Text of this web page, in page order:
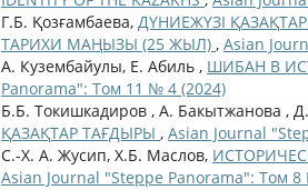
Г.Б. Қозғамбаева, ДҮНИЕЖҮЗІ
ТАРИХИ МАҢЫЗЫ (25 ЖЫЛ) , Asian
А. Кузембайулы, Е. Абиль , ШИБАН В
Panorama": Том 11 № 4 (2024)
Б.Б. Токишкадиров , А. Бакытжанова ,
ҚАЗАҚТАР ТАҒДЫРЫ , Asian Journal
С.-Х. А. Жусип, Х.Б. Маслов,
Asian Journal "Steppe Panorama": Том